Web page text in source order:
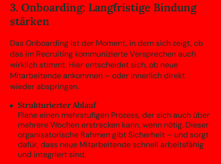
3. Onboarding: Langfristige Bindung
stärken
Das Onboarding ist der Moment, in dem sich zeigt, ob
das im Recruiting kommunizierte Versprechen auch
wirklich stimmt. Hier entscheidet sich, ob neue
Mitarbeitende ankommen – oder innerlich direkt
wieder abspringen.
Strukturierter Ablauf
Plane einen mehrstufigen Prozess, der sich auch über
mehrere Wochen erstrecken kann, wenn nötig. Dieser
organisatorische Rahmen gibt Sicherheit – und sorgt
dafür, dass neue Mitarbeitende schnell arbeitsfähig
und integriert sind.